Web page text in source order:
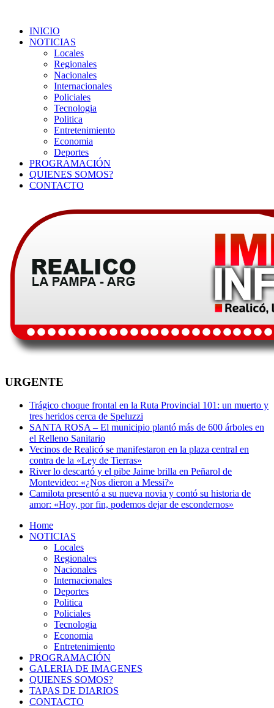
INICIO
NOTICIAS
Locales
Regionales
Nacionales
Internacionales
Policiales
Tecnologia
Politica
Entretenimiento
Economia
Deportes
PROGRAMACIÓN
QUIENES SOMOS?
CONTACTO
URGENTE
Trágico choque frontal en la Ruta Provincial 101: un muerto y
tres heridos cerca de Speluzzi
SANTA ROSA – El municipio plantó más de 600 árboles en
el Relleno Sanitario
Vecinos de Realicó se manifestaron en la plaza central en
contra de la «Ley de Tierras»
River lo descartó y el pibe Jaime brilla en Peñarol de
Montevideo: «¿Nos dieron a Messi?»
Camilota presentó a su nueva novia y contó su historia de
amor: «Hoy, por fin, podemos dejar de escondernos»
Home
NOTICIAS
Locales
Regionales
Nacionales
Internacionales
Deportes
Politica
Policiales
Tecnologia
Economia
Entretenimiento
PROGRAMACIÓN
GALERIA DE IMAGENES
QUIENES SOMOS?
TAPAS DE DIARIOS
CONTACTO